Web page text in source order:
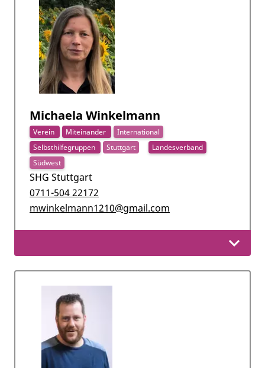
Michaela Winkelmann
Verein Miteinander
International
Selbsthilfegruppen
Stuttgart
Landesverband
Südwest
SHG Stuttgart
0711-504 22172
mwinkelmann1210@gmail.com